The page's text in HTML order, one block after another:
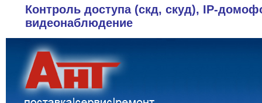
Контроль доступа (скд, скуд), IP-
видеонаблюдение